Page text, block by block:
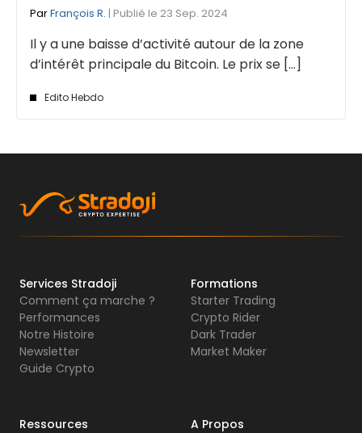
ParFrançois R. | Publié le 23 Sep. 2024
Il y a une baisse d’activité autour de la zone
d’intérêt principale du Bitcoin. Le prix se [...]
Edito Hebdo
Services Stradoji
Comment ça marche ?
Performances
Notre Histoire
Newsletter
Guide Crypto
Formations
Starter Trading
Crypto Rider
Dark Trader
Market Maker
Ressources
A Propos